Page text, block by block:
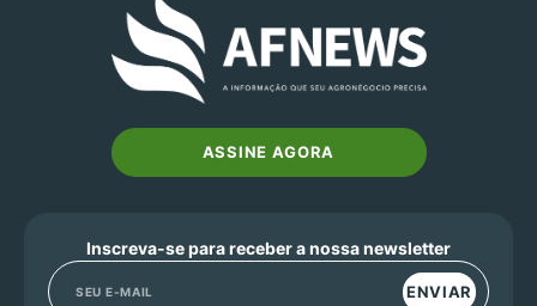
ASSINE AGORA
Inscreva-se para receber a nossa newsletter
ENVIAR